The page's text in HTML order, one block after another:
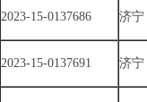
2023-15-0137686 济宁
2023-15-0137691 济宁